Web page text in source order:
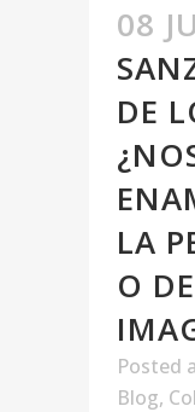
08
DE
LA
O
Posted
Blog,